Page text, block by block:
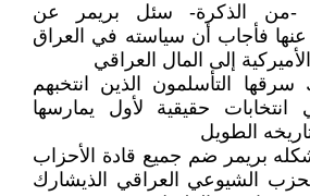
-من الذكرة- سئل بريمر عن
عنها فأجاب أن سياسته في العراق
إلى المال العراقي
التأسلمون الذين انتخبهم
حقيقية لأول يمارسها
الطويل
بريمر ضم جميع قادة الأحزاب
الشيوعي العراقي الذيشارك